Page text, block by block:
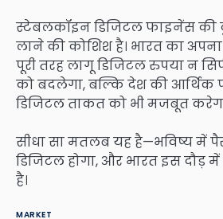
स्टेबलकॉइन डिजिटल फाइनेंस की
लाने की कोशिश है। भारत का
पूरी तरह लागू डिजिटल रुपया न
को बदलेगा, बल्कि देश की आर्थिक
डिजिटल ताकत को भी मजबूत
सीधा सा मतलब यह है—भविष्य में
डिजिटल होगा, और भारत इस दौड़
है।
MARKET